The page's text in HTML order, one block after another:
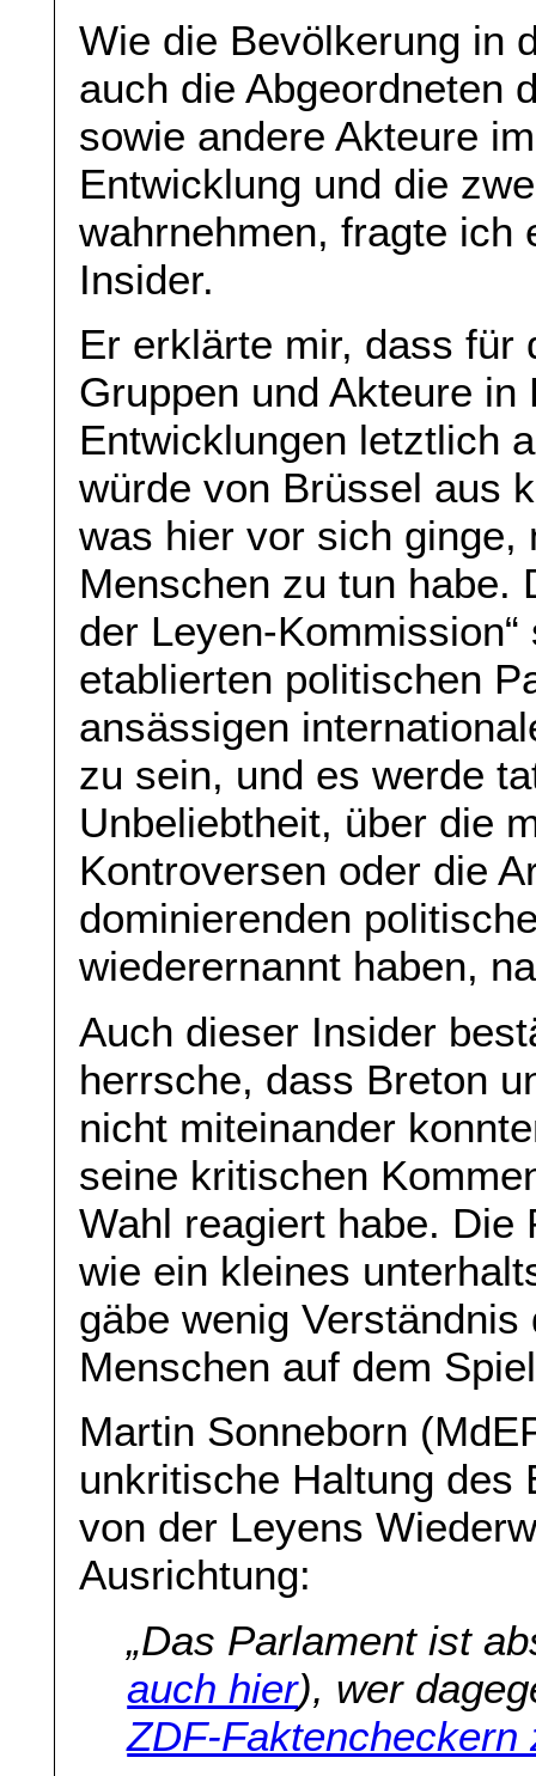
Wie die Bevölkerung in
auch die Abgeordneten
sowie andere Akteure
Entwicklung und die
wahrnehmen, fragte ich
Insider.
Er erklärte mir, dass für
Gruppen und Akteure
Entwicklungen letztlich
würde von Brüssel aus
was hier vor sich ginge,
Menschen zu tun habe.
der Leyen-
etablierten politischen
ansässigen
zu sein, und es werde
Unbeliebtheit, über die
Kontroversen oder die
dominierenden
wiederernannt haben,
Auch dieser Insider
herrsche, dass Breton
nicht miteinander
seine kritischen
Wahl reagiert habe. Die
wie ein kleines
gäbe wenig
Menschen auf dem
Martin Sonneborn
unkritische Haltung des
von der Leyens
Ausrichtung:
„Das Parlament ist
auch hier), wer
ZDF-Faktencheckern